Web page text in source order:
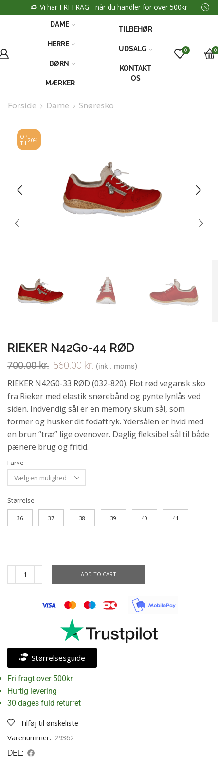
Vi har FRI FRAGT når du handler for over 500kr
DAME
HERRE
BØRN
MÆRKER
TILBEHØR
UDSALG
KONTAKT
OS
0 0
Forside Dame Snøresko
OP
TIL20%
RIEKER N42G0-44 RØD
700.00kr. 560.00 kr. (inkl. moms)
RIEKER N42G0-33 RØD (032-820). Flot rød vegansk sko
fra Rieker med elastik snørebånd og pynte lynlås ved
siden. Indvendig sål er en memory skum sål, som
former og husker dit fodaftryk. Ydersålen er hvid med
en brun “træ” lige ovenover. Daglig fleksibel sål til både
pænere brug og fritid.
Farve
Størrelse
36 37 38 39 40 41
ADD TO CART
Størrelsesguide
Fri fragt over 500kr
Hurtig levering
30 dages fuld returret
Tilføj til ønskeliste
Varenummer: 29362
DEL: